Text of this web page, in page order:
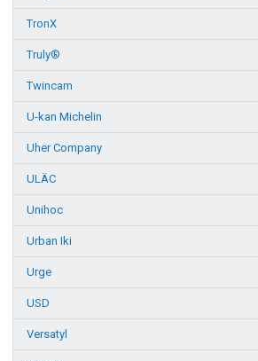
TronX
Truly®
Twincam
U-kan Michelin
Uher Company
ULÄC
Unihoc
Urban Iki
Urge
USD
Versatyl